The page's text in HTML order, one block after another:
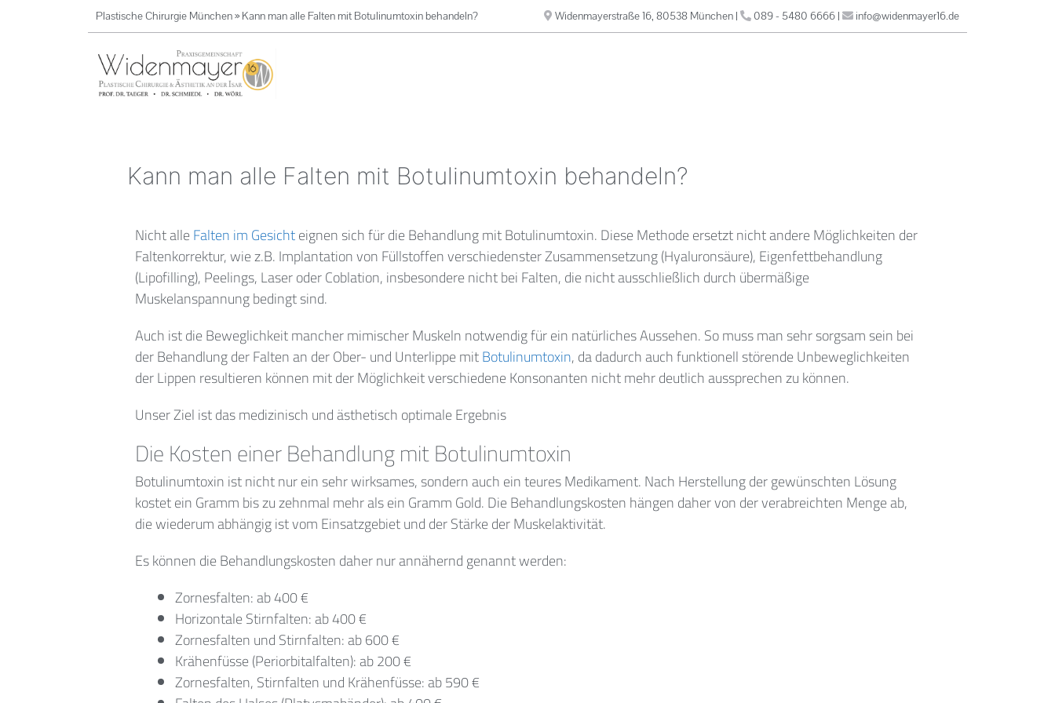
Plastische Chirurgie München» Kann man alle Falten mit Botulinumtoxin behandeln? Widenmayerstraße 16, 80538 München | 089 - 5480 6666 | info@widenmayer16.de
Kann man alle Falten mit Botulinumtoxin behandeln?
Nicht alleFalten im Gesichteignen sich für die Behandlung mit Botulinumtoxin. Diese Methode ersetzt nicht andere Möglichkeiten der
Faltenkorrektur, wie z.B. Implantation von Füllstoffen verschiedenster Zusammensetzung (Hyaluronsäure), Eigenfettbehandlung
(Lipofilling), Peelings, Laser oder Coblation, insbesondere nicht bei Falten, die nicht ausschließlich durch übermäßige
Muskelanspannung bedingt sind.
Auch ist die Beweglichkeit mancher mimischer Muskeln notwendig für ein natürliches Aussehen. So muss man sehr sorgsam sein bei
der Behandlung der Falten an der Ober- und Unterlippe mitBotulinumtoxin, da dadurch auch funktionell störende Unbeweglichkeiten
der Lippen resultieren können mit der Möglichkeit verschiedene Konsonanten nicht mehr deutlich aussprechen zu können.
Unser Ziel ist das medizinisch und ästhetisch optimale Ergebnis
Die Kosten einer Behandlung mit Botulinumtoxin
Botulinumtoxin ist nicht nur ein sehr wirksames, sondern auch ein teures Medikament. Nach Herstellung der gewünschten Lösung
kostet ein Gramm bis zu zehnmal mehr als ein Gramm Gold. Die Behandlungskosten hängen daher von der verabreichten Menge ab,
die wiederum abhängig ist vom Einsatzgebiet und der Stärke der Muskelaktivität.
Es können die Behandlungskosten daher nur annähernd genannt werden:
Zornesfalten: ab 400 €
Horizontale Stirnfalten: ab 400 €
Zornesfalten und Stirnfalten: ab 600 €
Krähenfüsse (Periorbitalfalten): ab 200 €
Zornesfalten, Stirnfalten und Krähenfüsse: ab 590 €